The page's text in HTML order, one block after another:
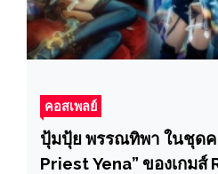
คอสเพลย์
ปุ้มปุ้ย พรรณทิพา ในชุดคอสเพลย์
Priest Yena” ของเกมส์